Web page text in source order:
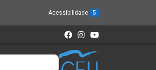
Acessibilidade 5